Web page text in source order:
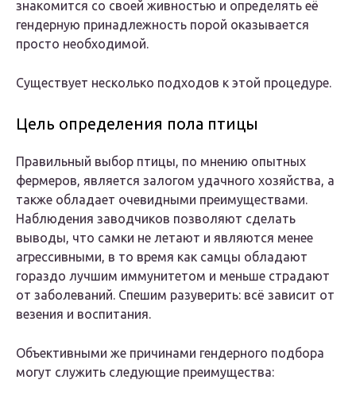
знакомится со своей живностью и определять её
гендерную принадлежность порой оказывается
просто необходимой.
Существует несколько подходов к этой процедуре.
Цель определения пола птицы
Правильный выбор птицы, по мнению опытных
фермеров, является залогом удачного хозяйства, а
также обладает очевидными преимуществами.
Наблюдения заводчиков позволяют сделать
выводы, что самки не летают и являются менее
агрессивными, в то время как самцы обладают
гораздо лучшим иммунитетом и меньше страдают
от заболеваний. Спешим разуверить: всё зависит от
везения и воспитания.
Объективными же причинами гендерного подбора
могут служить следующие преимущества: